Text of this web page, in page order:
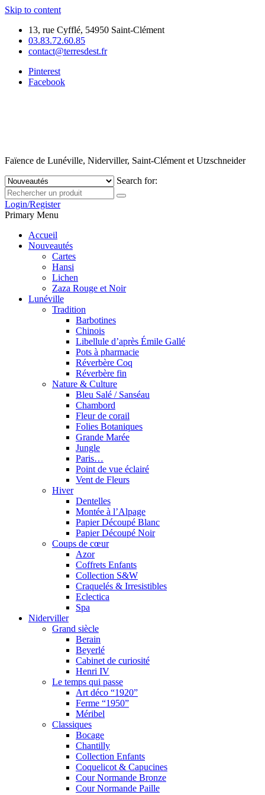
Skip to content
13, rue Cyfflé, 54950 Saint-Clément
03.83.72.60.85
contact@terresdest.fr
Pinterest
Facebook
Faïence de Lunéville, Niderviller, Saint-Clément et Utzschneider
Search for:
Login/Register
Primary Menu
Accueil
Nouveautés
Cartes
Hansi
Lichen
Zaza Rouge et Noir
Lunéville
Tradition
Barbotines
Chinois
Libellule d’après Émile Gallé
Pots à pharmacie
Réverbère Coq
Réverbère fin
Nature & Culture
Bleu Salé / Sanséau
Chambord
Fleur de corail
Folies Botaniques
Grande Marée
Jungle
Paris…
Point de vue éclairé
Vent de Fleurs
Hiver
Dentelles
Montée à l’Alpage
Papier Découpé Blanc
Papier Découpé Noir
Coups de cœur
Azor
Coffrets Enfants
Collection S&W
Craquelés & Irresistibles
Eclectica
Spa
Niderviller
Grand siècle
Berain
Beyerlé
Cabinet de curiosité
Henri IV
Le temps qui passe
Art déco “1920”
Ferme “1950”
Méribel
Classiques
Bocage
Chantilly
Collection Enfants
Coquelicot & Capucines
Cour Normande Bronze
Cour Normande Paille